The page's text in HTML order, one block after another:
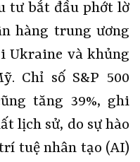
tư bắt đầu phớt lờ
hàng trung ương
Ukraine và khủng
Chỉ số S&P 500
tăng 39%, ghi
lịch sử, do sự hào
tuệ nhân tạo (AI)